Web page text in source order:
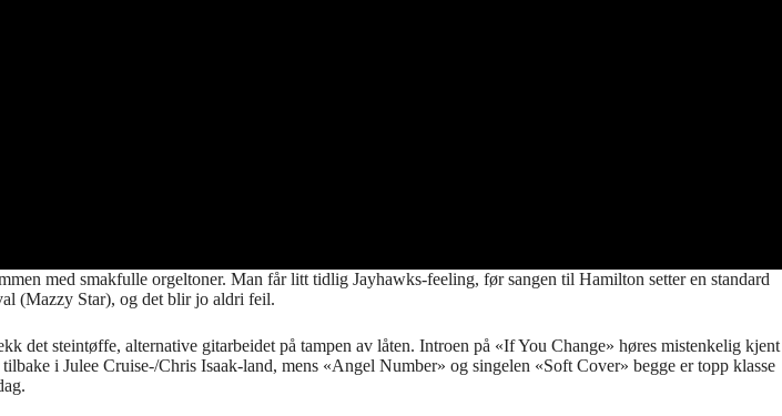
med smakfulle orgeltoner. Man får litt tidlig Jayhawks-feeling, før sangen til Hamilton setter en standard
(Mazzy Star), og det blir jo aldri feil.
steintøffe, alternative gitarbeidet på tampen av låten. Introen på «If You Change» høres mistenkelig kjent
i Julee Cruise-/Chris Isaak-land, mens «Angel Number» og singelen «Soft Cover» begge er topp klasse